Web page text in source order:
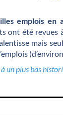
emplois en
ont été
mais
un plus bas